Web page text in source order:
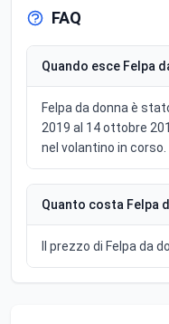
FAQ
Quando esce Felpa
Felpa da donna è
2019 al 14 ottobre
nel volantino in corso.
Quanto costa Felpa
Il prezzo di Felpa da